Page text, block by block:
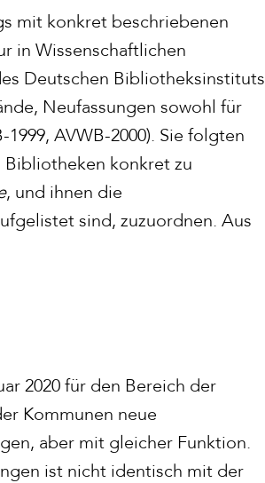
mit konkret beschriebenen
in Wissenschaftlichen
Deutschen Bibliotheksinstituts
Neufassungen sowohl für
AVWB-2000). Sie folgten
konkret zu
, und ihnen die
sind, zuzuordnen. Aus
2020 für den Bereich der
Kommunen neue
aber mit gleicher Funktion.
ist nicht identisch mit der